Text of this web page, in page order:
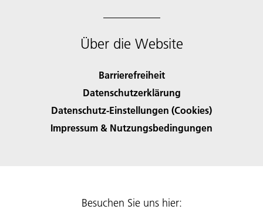
Über die Website
Barrierefreiheit
Datenschutzerklärung
Datenschutz-Einstellungen (Cookies)
Impressum & Nutzungsbedingungen
Besuchen Sie uns hier: